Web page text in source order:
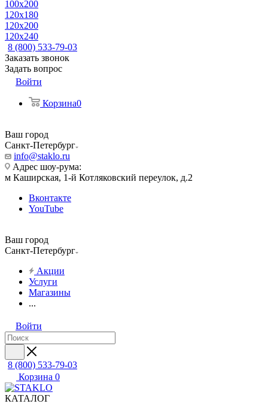
100x200
120x180
120x200
120x240
8 (800) 533-79-03
Заказать звонок
Задать вопрос
Войти
Корзина0
Ваш город
Санкт-Петербург
info@staklo.ru
Адрес шоу-рума:
м Каширская, 1-й Котляковский переулок, д.2
Вконтакте
YouTube
Ваш город
Санкт-Петербург
Акции
Услуги
Магазины
...
Войти
8 (800) 533-79-03
Корзина 0
КАТАЛОГ